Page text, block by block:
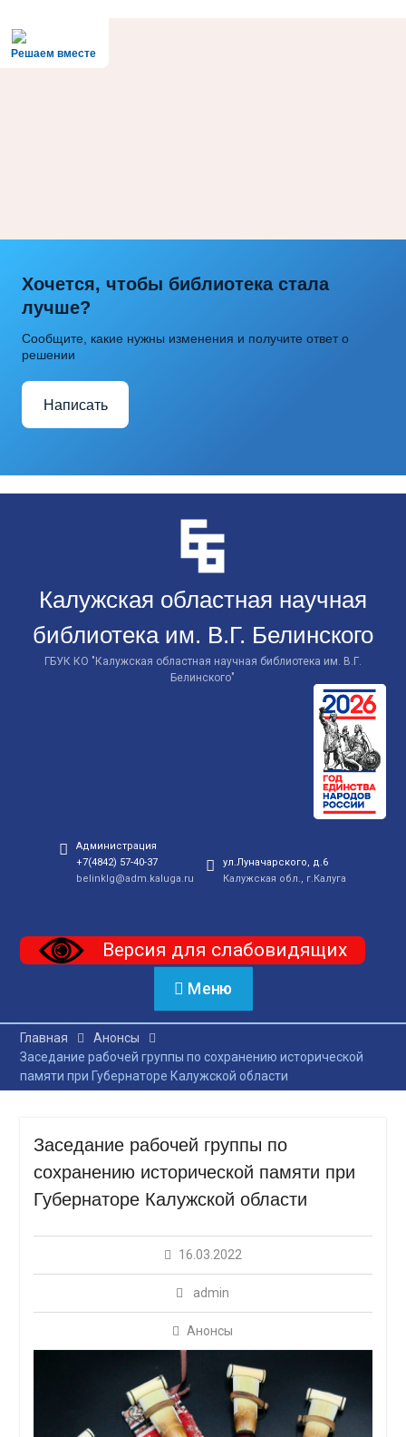
Решаем вместе
Хочется, чтобы библиотека стала
лучше?
Сообщите, какие нужны изменения и получите ответ о
решении
Написать
Калужская областная научная
библиотека им. В.Г. Белинского
ГБУК КО "Калужская областная научная библиотека им. В.Г.
Белинского"
Администрация
+7(4842) 57-40-37
belinklg@adm.kaluga.ru
ул.Луначарского, д.6
Калужская обл., г.Калуга
Версия для слабовидящих
Меню
Главная
Анонсы
Заседание рабочей группы по сохранению исторической
памяти при Губернаторе Калужской области
Заседание рабочей группы по
сохранению исторической памяти при
Губернаторе Калужской области
16.03.2022
admin
Анонсы